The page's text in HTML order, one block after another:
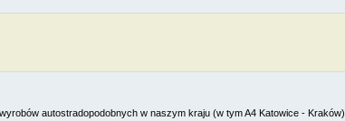
autostradopodobnych w naszym kraju (w tym A4 Katowice - Kraków),